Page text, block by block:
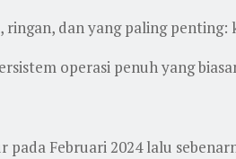
dan yang paling penting:
operasi penuh yang
Februari 2024 lalu